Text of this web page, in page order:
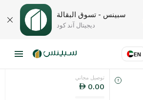
سبينس - تسوق البقالة
ديجيتال آند كود
EN
اللغةتوصيل مجاني
0.00